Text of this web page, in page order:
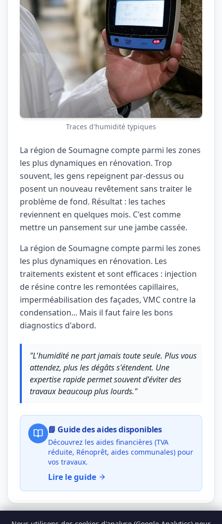
Traces d'humidité typiques
La région de Soumagne compte parmi les zones
les plus dynamiques en rénovation. Trop
souvent, les gens repeignent par-dessus ou
posent un nouveau revêtement sans traiter le
problème de fond. Résultat : les taches
reviennent en quelques mois. C'est comme
mettre un pansement sur une jambe cassée.
La région de Soumagne compte parmi les zones
les plus dynamiques en rénovation. Les
traitements existent et sont efficaces : injection
de résine contre les remontées capillaires,
imperméabilisation des façades, VMC contre la
condensation... Mais il faut faire les bons
diagnostics d'abord.
"L'humidité ne part jamais toute seule. Plus vous
attendez, plus les dégâts s'étendent. Une
expertise rapide permet souvent d'éviter des
travaux beaucoup plus lourds."
📘 Guide des aides disponibles
Découvrez les aides financières (TVA
réduite, Rénoprêt, aides communales) pour
vos travaux.
Lire le guide